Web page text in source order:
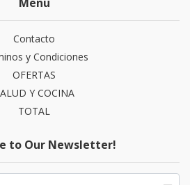
Contacto
y Condiciones
OFERTAS
Y COCINA
TOTAL
to Our Newsletter!